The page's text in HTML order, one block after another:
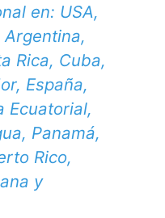
en: USA,
Rica, Cuba,
España,
Ecuatorial,
Panamá,
Rico,
y